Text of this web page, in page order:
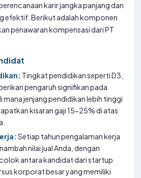
karir jangka panjang dan
efektif. Berikut adalah komponen
penawaran kompensasi dari PT
Tingkat pendidikan seperti D3,
pengaruh signifikan pada
mana jenjang pendidikan lebih tinggi
kisaran gaji 15-25% di atas
Setiap tahun pengalaman kerja
nilai jual Anda, dengan
antara kandidat dari startup
korporat besar yang memiliki